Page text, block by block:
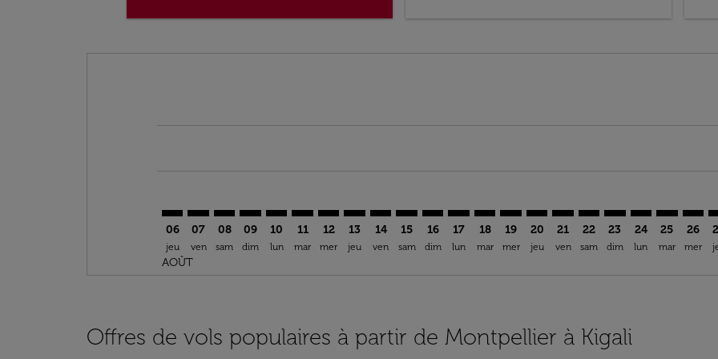
06
jeu
AOÛT
07
ven
08
sam
09
dim
10
lun
11
mar
12
mer
13
jeu
14
ven
15
sam
16
dim
17
lun
18
mar
MPL–KGL: cmp-view-offers-
19
mer
MPL–KGL: cmp-view-offers-
20
jeu
MPL–KGL: cmp-view-
21
ven
MPL–KGL: cmp-view-
22
sam
MPL–KGL: cmp-
23
dim
MPL–KGL:
24
lun
25
mar
26
mer
Offres de vols populaires à partir de Montpellier à Kigali